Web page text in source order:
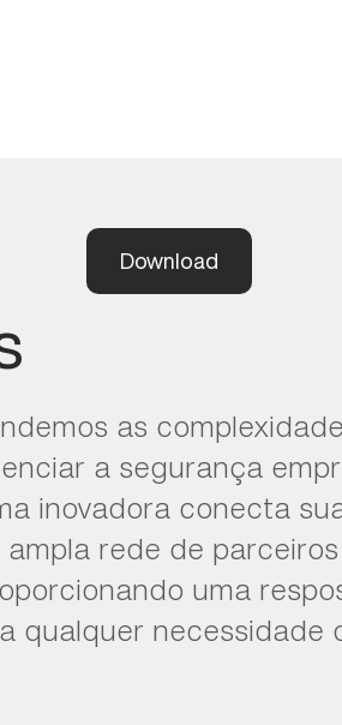
Download
as
a segurança
inovadora conecta
ampla rede de parceiros
uma
qualquer necessidade